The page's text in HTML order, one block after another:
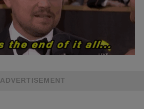
ADVERTISEMENT